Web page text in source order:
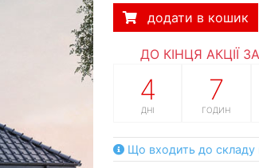
додати в кошик
ДО КІНЦЯ АКЦІЇ
4
ДНІ
7
ГОДИН
Що входить до складу